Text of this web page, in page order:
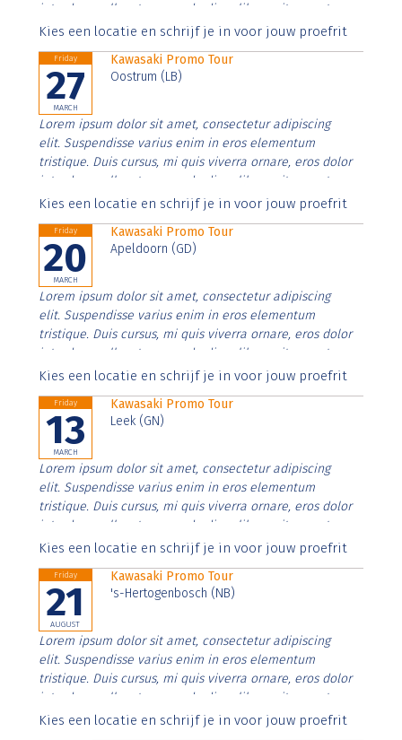
interdum nulla, ut commodo diam libero vitae erat.
Aenean faucibus nibh et justo cursus id rutrum lorem
Kies een locatie en schrijf je in voor jouw proefrit
Friday
27
MARCH
Kawasaki Promo Tour
Oostrum (LB)
Lorem ipsum dolor sit amet, consectetur adipiscing
elit. Suspendisse varius enim in eros elementum
tristique. Duis cursus, mi quis viverra ornare, eros dolor
interdum nulla, ut commodo diam libero vitae erat.
Aenean faucibus nibh et justo cursus id rutrum lorem
Kies een locatie en schrijf je in voor jouw proefrit
Friday
20
MARCH
Kawasaki Promo Tour
Apeldoorn (GD)
Lorem ipsum dolor sit amet, consectetur adipiscing
elit. Suspendisse varius enim in eros elementum
tristique. Duis cursus, mi quis viverra ornare, eros dolor
interdum nulla, ut commodo diam libero vitae erat.
Aenean faucibus nibh et justo cursus id rutrum lorem
Kies een locatie en schrijf je in voor jouw proefrit
Friday
13
MARCH
Kawasaki Promo Tour
Leek (GN)
Lorem ipsum dolor sit amet, consectetur adipiscing
elit. Suspendisse varius enim in eros elementum
tristique. Duis cursus, mi quis viverra ornare, eros dolor
interdum nulla, ut commodo diam libero vitae erat.
Aenean faucibus nibh et justo cursus id rutrum lorem
Kies een locatie en schrijf je in voor jouw proefrit
Friday
21
AUGUST
Kawasaki Promo Tour
's-Hertogenbosch (NB)
Lorem ipsum dolor sit amet, consectetur adipiscing
elit. Suspendisse varius enim in eros elementum
tristique. Duis cursus, mi quis viverra ornare, eros dolor
interdum nulla, ut commodo diam libero vitae erat.
Aenean faucibus nibh et justo cursus id rutrum lorem
Kies een locatie en schrijf je in voor jouw proefrit